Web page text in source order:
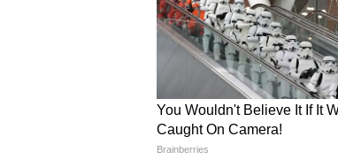
6 कमरों की अनुमति और
लाइसेंस के नियमों को लेकर
एंड ब्रेकफास्ट' (B&B)
मंजूरी मिली हुई थी। लेकिन
के रूप में चला रहा था। हद